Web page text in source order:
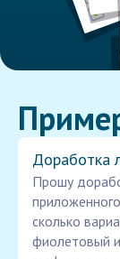
Доработка
Прошу
сколько
фиолетовый